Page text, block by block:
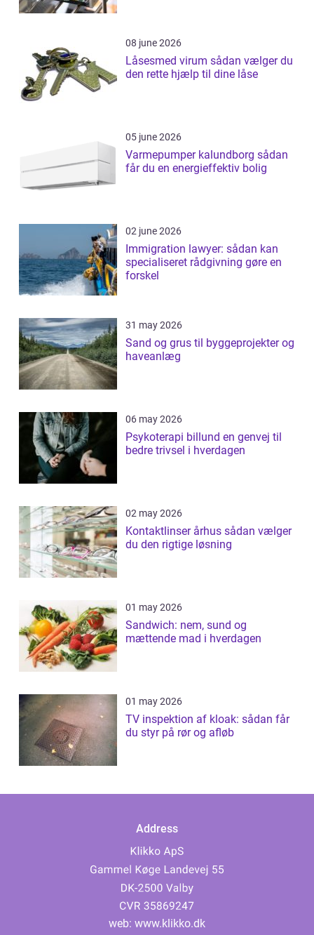
08 june 2026
Låsesmed virum sådan vælger du
den rette hjælp til dine låse
05 june 2026
Varmepumper kalundborg sådan
får du en energieffektiv bolig
02 june 2026
Immigration lawyer: sådan kan
specialiseret rådgivning gøre en
forskel
31 may 2026
Sand og grus til byggeprojekter og
haveanlæg
06 may 2026
Psykoterapi billund en genvej til
bedre trivsel i hverdagen
02 may 2026
Kontaktlinser århus sådan vælger
du den rigtige løsning
01 may 2026
Sandwich: nem, sund og
mættende mad i hverdagen
01 may 2026
TV inspektion af kloak: sådan får
du styr på rør og afløb
Address
web: www.klikko.dk